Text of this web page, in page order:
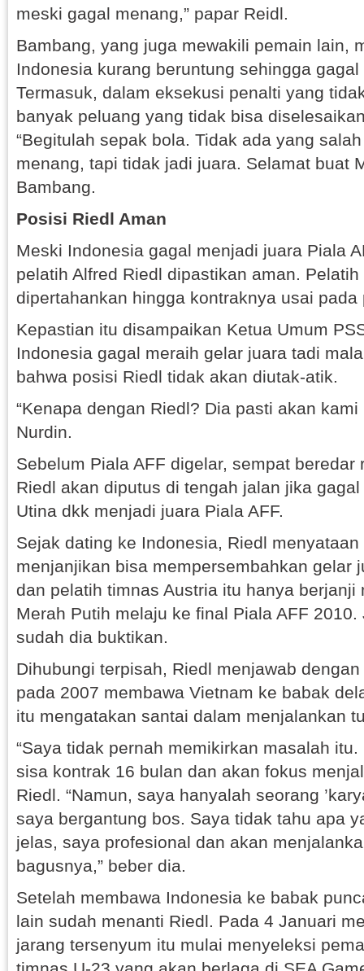
meski gagal menang,” papar Reidl.
Bambang, yang juga mewakili pemain lain,
Indonesia kurang beruntung sehingga
Termasuk, dalam eksekusi penalti yang
banyak peluang yang tidak bisa
“Begitulah sepak bola. Tidak ada yang
menang, tapi tidak jadi juara. Selamat buat
Bambang.
Posisi Riedl Aman
Meski Indonesia gagal menjadi juara Piala
pelatih Alfred Riedl dipastikan aman.
dipertahankan hingga kontraknya usai
Kepastian itu disampaikan Ketua Umum
Indonesia gagal meraih gelar juara tadi
bahwa posisi Riedl tidak akan diutak-atik.
“Kenapa dengan Riedl? Dia pasti akan kami
Nurdin.
Sebelum Piala AFF digelar, sempat beredar
Riedl akan diputus di tengah jalan jika
Utina dkk menjadi juara Piala AFF.
Sejak dating ke Indonesia, Riedl
menjanjikan bisa mempersembahkan gelar
dan pelatih timnas Austria itu hanya berjanji
Merah Putih melaju ke final Piala AFF
sudah dia buktikan.
Dihubungi terpisah, Riedl menjawab
pada 2007 membawa Vietnam ke babak
itu mengatakan santai dalam menjalankan
“Saya tidak pernah memikirkan masalah
sisa kontrak 16 bulan dan akan fokus
Riedl. “Namun, saya hanyalah seorang
saya bergantung bos. Saya tidak tahu apa
jelas, saya profesional dan akan
bagusnya,” beber dia.
Setelah membawa Indonesia ke babak
lain sudah menanti Riedl. Pada 4 Januari
jarang tersenyum itu mulai menyeleksi